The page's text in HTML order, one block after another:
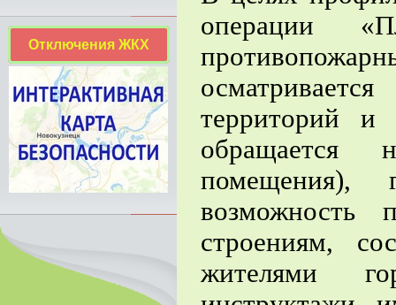
операции
территорий
обращается
помещения),
возможность
строениям,
жителями
Отключения ЖКХ